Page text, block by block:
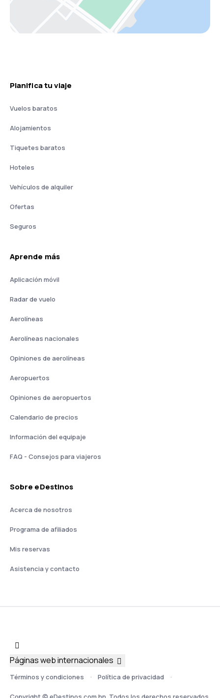
Planifica tu viaje
Vuelos baratos
Alojamientos
Tiquetes baratos
Hoteles
Vehículos de alquiler
Ofertas
Seguros
Aprende más
Aplicación móvil
Radar de vuelo
Aerolíneas
Aerolíneas nacionales
Opiniones de aerolíneas
Aeropuertos
Opiniones de aeropuertos
Calendario de precios
Información del equipaje
FAQ - Consejos para viajeros
Sobre eDestinos
Acerca de nosotros
Programa de afiliados
Mis reservas
Asistencia y contacto
Términos y condiciones Política de privacidad
Páginas web internacionales